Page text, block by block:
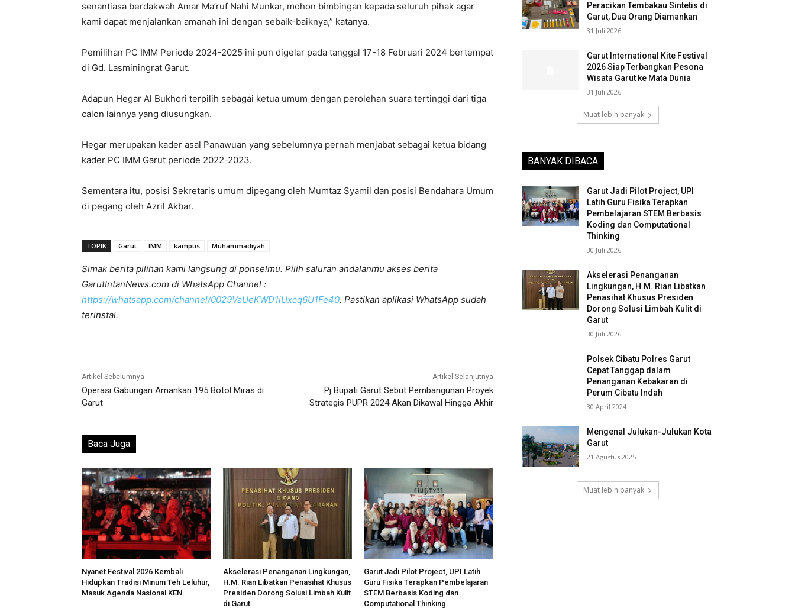
senantiasa berdakwah Amar Ma’ruf Nahi Munkar, mohon bimbingan kepada seluruh pihak agar
kami dapat menjalankan amanah ini dengan sebaik-baiknya,” katanya.
Pemilihan PC IMM Periode 2024-2025 ini pun digelar pada tanggal 17-18 Februari 2024 bertempat
di Gd. Lasminingrat Garut.
Adapun Hegar Al Bukhori terpilih sebagai ketua umum dengan perolehan suara tertinggi dari tiga
calon lainnya yang diusungkan.
Hegar merupakan kader asal Panawuan yang sebelumnya pernah menjabat sebagai ketua bidang
kader PC IMM Garut periode 2022-2023.
Sementara itu, posisi Sekretaris umum dipegang oleh Mumtaz Syamil dan posisi Bendahara Umum
di pegang oleh Azril Akbar.
TOPIK Garut IMM kampus Muhammadiyah
Simak berita pilihan kami langsung di ponselmu. Pilih saluran andalanmu akses berita
GarutIntanNews.com di WhatsApp Channel :
https://whatsapp.com/channel/0029VaUeKWD1iUxcq6U1Fe40. Pastikan aplikasi WhatsApp sudah
terinstal.
Artikel Sebelumnya
Operasi Gabungan Amankan 195 Botol Miras di
Garut
Artikel Selanjutnya
Pj Bupati Garut Sebut Pembangunan Proyek
Strategis PUPR 2024 Akan Dikawal Hingga Akhir
Baca Juga
Nyanet Festival 2026 Kembali
Hidupkan Tradisi Minum Teh Leluhur,
Masuk Agenda Nasional KEN
Akselerasi Penanganan Lingkungan,
H.M. Rian Libatkan Penasihat Khusus
Presiden Dorong Solusi Limbah Kulit
di Garut
Garut Jadi Pilot Project, UPI Latih
Guru Fisika Terapkan Pembelajaran
STEM Berbasis Koding dan
Computational Thinking
Peracikan Tembakau Sintetis di
Garut, Dua Orang Diamankan
31 Juli 2026
Garut International Kite Festival
2026 Siap Terbangkan Pesona
Wisata Garut ke Mata Dunia
31 Juli 2026
Muat lebih banyak
BANYAK DIBACA
Garut Jadi Pilot Project, UPI
Latih Guru Fisika Terapkan
Pembelajaran STEM Berbasis
Koding dan Computational
Thinking
30 Juli 2026
Akselerasi Penanganan
Lingkungan, H.M. Rian Libatkan
Penasihat Khusus Presiden
Dorong Solusi Limbah Kulit di
Garut
30 Juli 2026
Polsek Cibatu Polres Garut
Cepat Tanggap dalam
Penanganan Kebakaran di
Perum Cibatu Indah
30 April 2024
Mengenal Julukan-Julukan Kota
Garut
21 Agustus 2025
Muat lebih banyak